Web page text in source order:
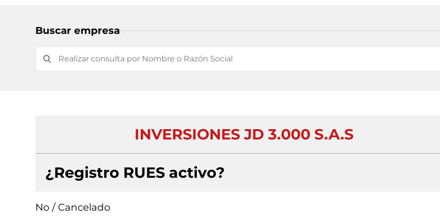
Buscar empresa
INVERSIONES JD 3.000 S.A.S
¿Registro RUES activo?
No / Cancelado